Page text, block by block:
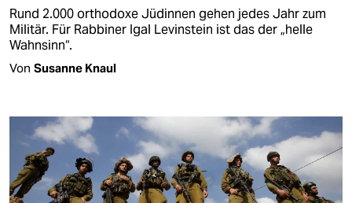
Rund 2.000 orthodoxe Jüdinnen gehen jedes Jahr zum
Militär. Für Rabbiner Igal Levinstein ist das der „helle
Wahnsinn“.
Von Susanne Knaul